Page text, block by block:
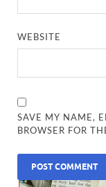
WEBSITE
SAVE MY NAME,
BROWSER FOR